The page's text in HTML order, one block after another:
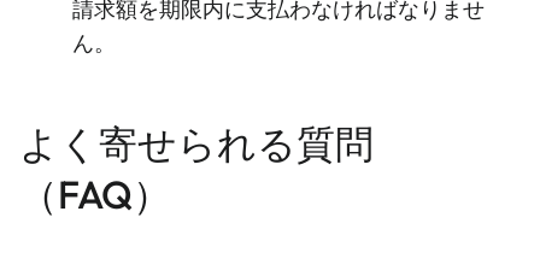
請求額を期限内に支払わなければなりませ
ん。
よく寄せられる質問
（FAQ）